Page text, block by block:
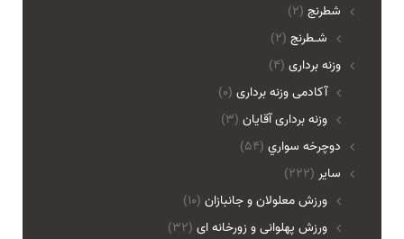
(2) شطرنج
شـطرنج (2)
(4) وزنه برداری
آکادمی وزنه برداری (0)
وزنه برداری آقایان (3)
(54) دوچرخه سواري
(222) ساير
ورزش معلولان و جانبازان (10)
ورزش پهلوانی و زورخانه ای (32)